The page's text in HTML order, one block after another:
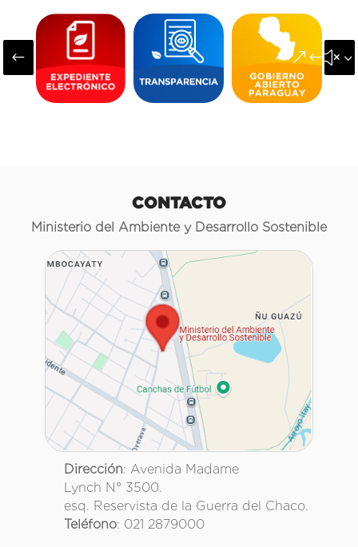
#
CONTACTO
Ministerio del Ambiente y Desarrollo Sostenible
Dirección: Avenida Madame
Lynch N° 3500.
esq. Reservista de la Guerra del Chaco.
Teléfono: 021 2879000